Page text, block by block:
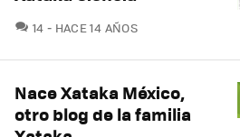
14 COMENTARIOS
HACE 14 AÑOS
Nace Xataka México,
otro blog de la familia